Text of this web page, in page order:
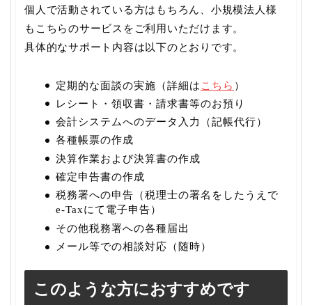
個人で活動されている方はもちろん、小規模法人様
もこちらのサービスをご利用いただけます。
具体的なサポート内容は以下のとおりです。
定期的な面談の実施（詳細は こちら ）
レシート・領収書・請求書等のお預り
会計システムへのデータ入力（記帳代行）
各種帳票の作成
決算作業および決算書の作成
確定申告書の作成
税務署への申告（税理士の署名をしたうえで
e-Taxにて電子申告）
その他税務署への各種届出
メール等での相談対応（随時）
このような方におすすめです